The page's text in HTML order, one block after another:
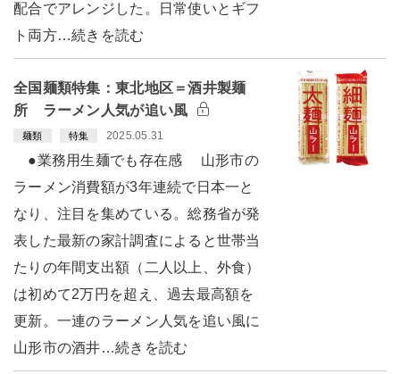
配合でアレンジした。日常使いとギフ
ト両方…続きを読む
全国麺類特集：東北地区＝酒井製麺
所 ラーメン人気が追い風
麺類 特集 2025.05.31
●業務用生麺でも存在感 山形市の
ラーメン消費額が3年連続で日本一と
なり、注目を集めている。総務省が発
表した最新の家計調査によると世帯当
たりの年間支出額（二人以上、外食）
は初めて2万円を超え、過去最高額を
更新。一連のラーメン人気を追い風に
山形市の酒井…続きを読む